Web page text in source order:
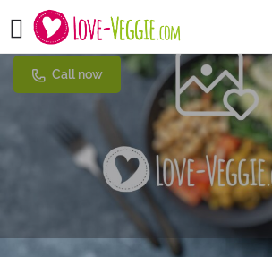
La Manufacture d'Anouk
Call now